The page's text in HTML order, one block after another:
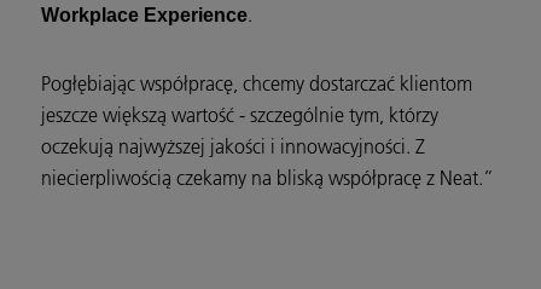
Workplace Experience.
Pogłębiając współpracę, chcemy dostarczać klientom
jeszcze większą wartość - szczególnie tym, którzy
oczekują najwyższej jakości i innowacyjności. Z
niecierpliwością czekamy na bliską współpracę z Neat.”